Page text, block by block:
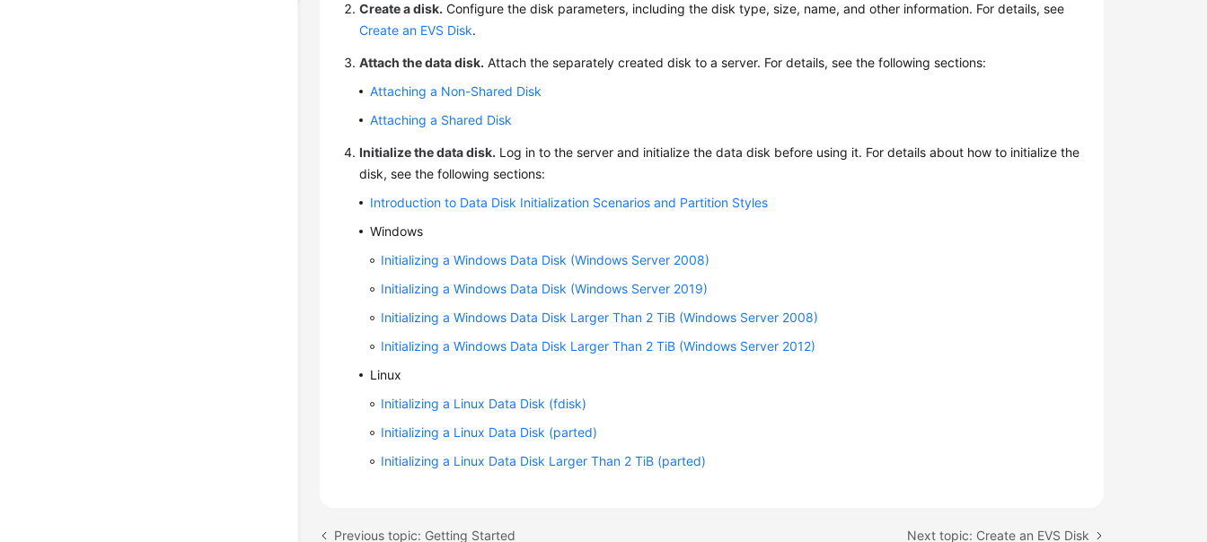
Create a disk. Configure the disk parameters, including the disk type, size, name, and other information. For details, see
Create an EVS Disk.
Attach the data disk. Attach the separately created disk to a server. For details, see the following sections:
Attaching a Non-Shared Disk
Attaching a Shared Disk
Initialize the data disk. Log in to the server and initialize the data disk before using it. For details about how to initialize the
disk, see the following sections:
Introduction to Data Disk Initialization Scenarios and Partition Styles
Windows
Initializing a Windows Data Disk (Windows Server 2008)
Initializing a Windows Data Disk (Windows Server 2019)
Initializing a Windows Data Disk Larger Than 2 TiB (Windows Server 2008)
Initializing a Windows Data Disk Larger Than 2 TiB (Windows Server 2012)
Linux
Initializing a Linux Data Disk (fdisk)
Initializing a Linux Data Disk (parted)
Initializing a Linux Data Disk Larger Than 2 TiB (parted)
Previous topic: Getting Started Next topic: Create an EVS Disk